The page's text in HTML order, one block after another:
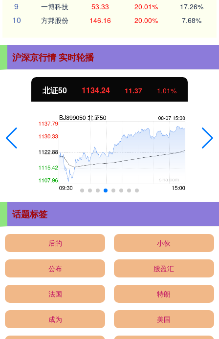
9 一博科技 53.33 20.01% 17.26%
10 方邦股份 146.16 20.00% 7.68%
沪深京行情 实时轮播
北证50 1134.24 11.37 1.01%
话题标签
后的 小伙
公布 股盈汇
法国 特朗
成为 美国